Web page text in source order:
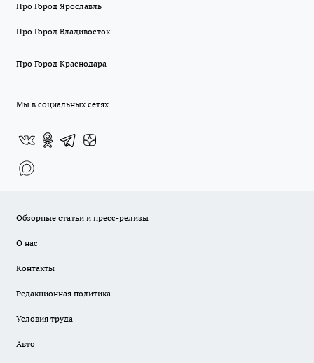
Про Город Ярославль
Про Город Владивосток
Про Город Краснодара
Мы в социальных сетях
Обзорные статьи и пресс-релизы
О нас
Контакты
Редакционная политика
Условия труда
Авто